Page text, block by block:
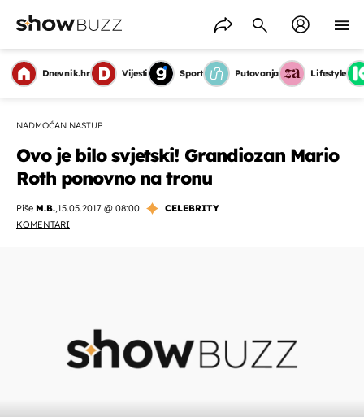
Dnevnik.hr Vijesti Sport Putovanja Lifestyle
NADMOĆAN NASTUP
Ovo je bilo svjetski! Grandiozan Mario
Roth ponovno na tronu
Piše M.B.,15.05.2017 @ 08:00
CELEBRITY
KOMENTARI